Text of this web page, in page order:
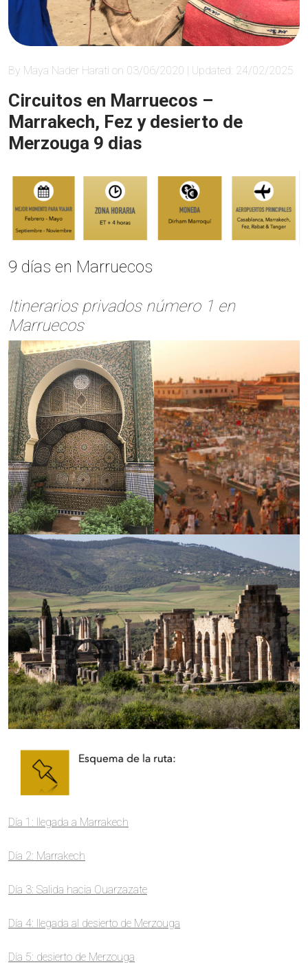
By Maya Nader Harati on 03/06/2020 | Updated: 24/02/2025
Circuitos en Marruecos –
Marrakech, Fez y desierto de
Merzouga 9 dias
9 días en Marruecos
Itinerarios privados número 1 en
Marruecos
Día 1: llegada a Marrakech
Día 2: Marrakech
Día 3: Salida hacia Ouarzazate
Día 4: llegada al desierto de Merzouga
Día 5: desierto de Merzouga